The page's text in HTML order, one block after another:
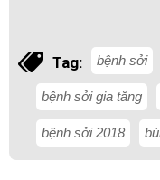
Tag: bệnh sởi
bệnh sởi gia tăng
bệnh sởi 2018